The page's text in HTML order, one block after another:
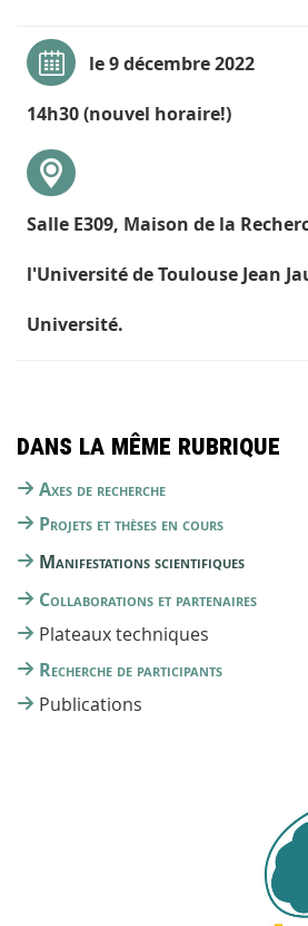
le 9 décembre 2022
14h30 (nouvel horaire!)
Salle E309, Maison de la
l'Université de Toulouse Jean
Université.
Dans la même rubrique
Axes de recherche
Projets et thèses en cours
Manifestations scientifiques
Collaborations et partenaires
Plateaux techniques
Recherche de participants
Publications